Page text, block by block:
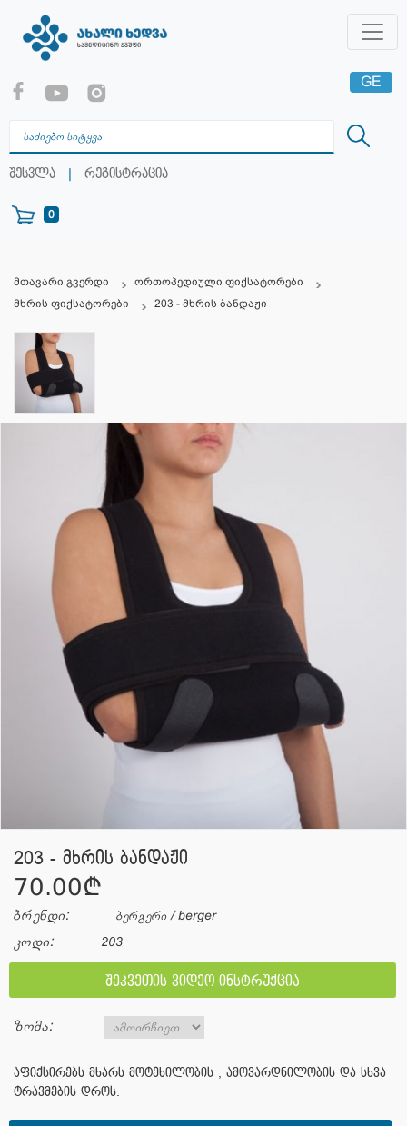
შესვლა | რეგისტრაცია
0
GE
RU
მთავარი გვერდი
ორთოპედიული ფიქსატორები
მხრის ფიქსატორები
203 - მხრის ბანდაჟი
203 - მხრის ბანდაჟი
70.00¢
ბრენდი: ბერგერი / berger
კოდი: 203
შეკვეთის ვიდეო ინსტრუქცია
ზომა:
აფიქსირებს მხარს მოტეხილობის , ამოვარდნილობის და სხვა
ტრავმების დროს.